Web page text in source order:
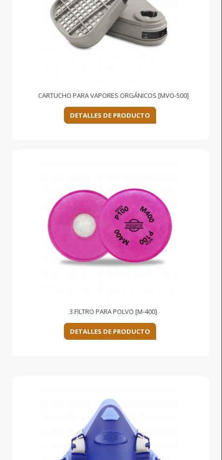
CARTUCHO PARA VAPORES ORGÁNICOS [MVO-500]
DETALLES DE PRODUCTO
3.FILTRO PARA POLVO [M-400]
DETALLES DE PRODUCTO